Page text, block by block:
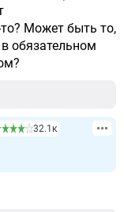
Может быть то,
обязательном
32.1к